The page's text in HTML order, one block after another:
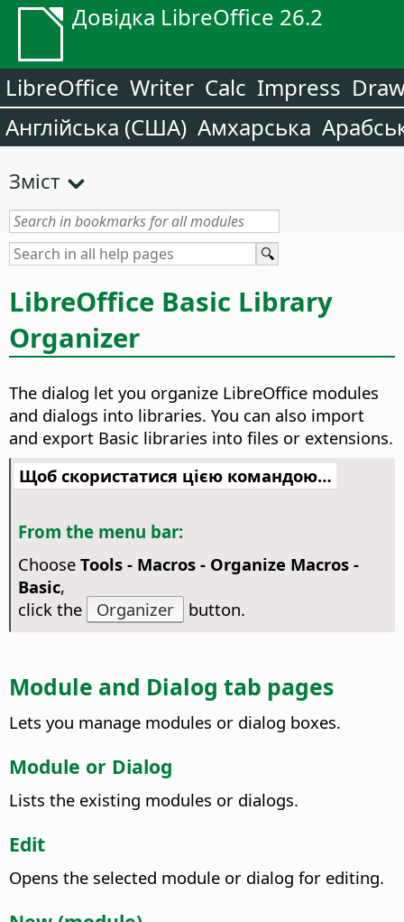
Довідка LibreOffice 26.2
LibreOffice Writer Calc Impress
Англійська (США) Амхарська
Зміст
LibreOffice Basic Library
Organizer
The dialog let you organize LibreOffice modules
and dialogs into libraries. You can also import
and export Basic libraries into files or extensions.
Щоб скористатися цією командою…
From the menu bar:
Choose Tools - Macros - Organize Macros -
Basic,
click the
Organizer button.
Module and Dialog tab pages
Lets you manage modules or dialog boxes.
Module or Dialog
Lists the existing modules or dialogs.
Edit
Opens the selected module or dialog for editing.